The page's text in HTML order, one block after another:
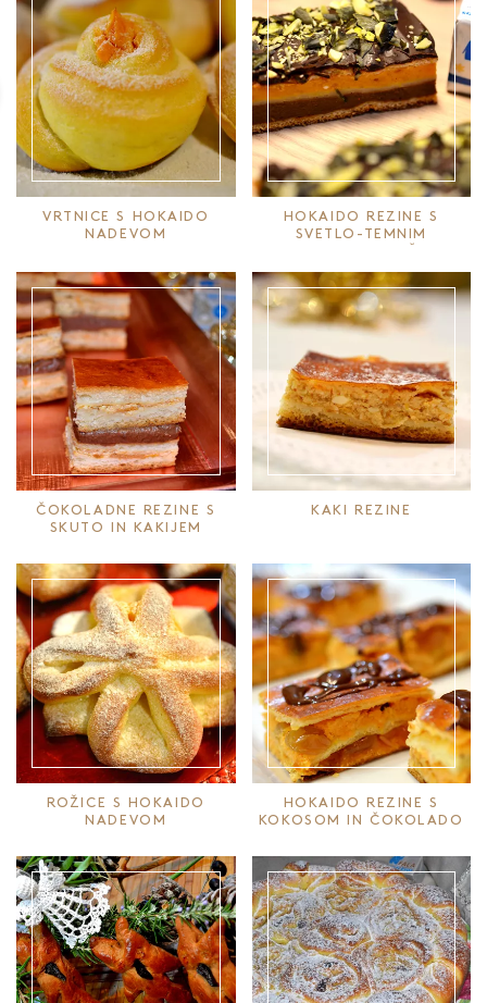
VRTNICE S HOKAIDO
NADEVOM
HOKAIDO REZINE S
SVETLO-TEMNIM
ČOKOLADNE REZINE S
SKUTO IN KAKIJEM
KAKI REZINE
ROŽICE S HOKAIDO
NADEVOM
HOKAIDO REZINE S
KOKOSOM IN ČOKOLADO